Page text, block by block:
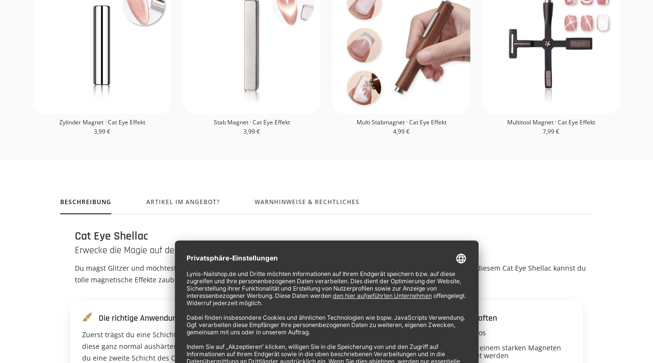
Zylinder Magnet · Cat Eye Effekt
Angebotspreis
3,99 €
Stab Magnet · Cat Eye Effekt
Angebotspreis
3,99 €
Multi Stabmagnet · Cat Eye Effekt
Angebotspreis
4,99 €
Multitool Magnet · Cat Eye Effekt
Angebotspreis
7,99 €
BESCHREIBUNG ARTIKEL IM ANGEBOT? WARNHINWEISE & RECHTLICHES
Cat Eye Shellac
Erwecke die Magie auf deinen Nägeln!
Du magst Glitzer und möchtest ein bisschen mit der Physik spielen? Dann schnapp dir einen Magneten und los geht's! Mit diesem Cat Eye Shellac kannst du
tolle magnetische Effekte zaubern.
Die richtige Anwendung
Zuerst trägst du eine Schicht auf und lässt
diese ganz normal aushärten. Dann trägst
du eine zweite Schicht des Cat Eye Shellac
Mein Tipp für dich
Für den optimalen Effekt brauchst du
einen starken Magneten. Diesen findest
du bei uns im Shop. Gellacke/Gelpolish
Eigenschaften
mittelviskos
muss mit einem starken Magneten
verwendet werden